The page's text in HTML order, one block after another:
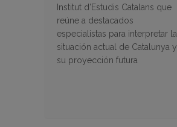
Institut d’Estudis Catalans que
reúne a destacados
especialistas para interpretar la
situación actual de Catalunya y
su proyección futura